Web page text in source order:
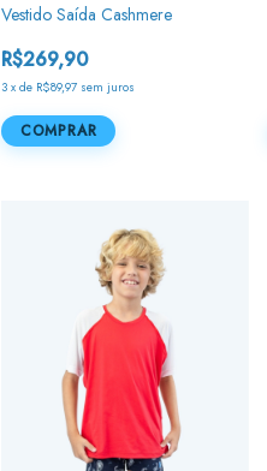
Vestido Saída Cashmere
R$269,90
3 x de R$89,97 sem juros
COMPRAR